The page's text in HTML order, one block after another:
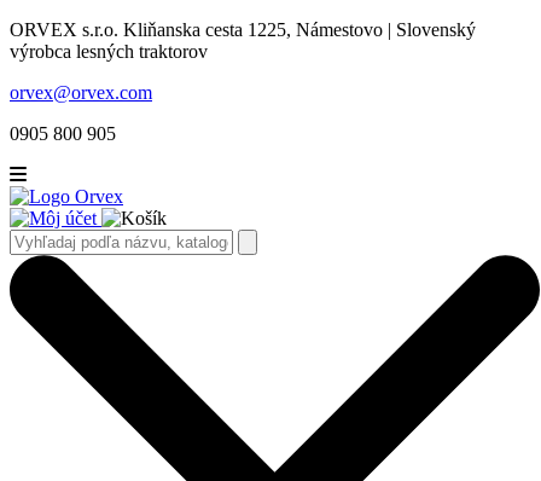
ORVEX s.r.o. Kliňanska cesta 1225, Námestovo | Slovenský
výrobca lesných traktorov
orvex@orvex.com
0905 800 905